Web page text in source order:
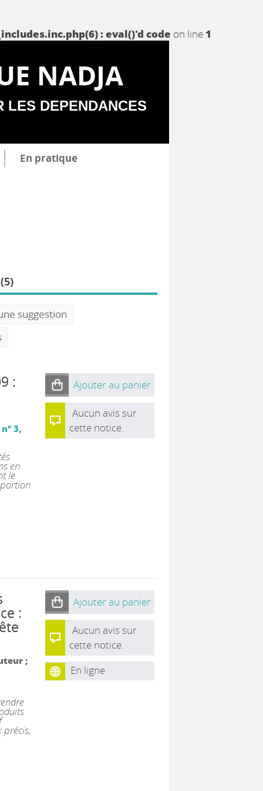
: eval()'d code on line 1
NADJA
LES DEPENDANCES
En pratique
suggestion
:
3,
en
le
Ajouter au panier
Aucun avis sur
cette notice.
:
;
Ajouter au panier
Aucun avis sur
cette notice.
En ligne